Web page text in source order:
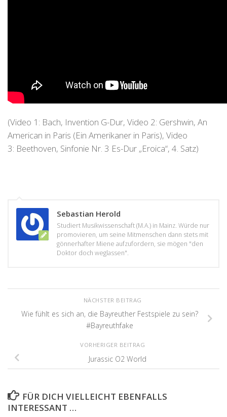
(Video 1: Bach, Invention G-Dur, Video 2: Gershwin, An
American in Paris (Ein Amerikaner in Paris), Video
3: Beethoven, Sinfonie Nr. 3 Es-Dur „Eroica“, 4. Satz)
Sebastian Herold
Studiert Musikwissenschaft (M.A.) in Mainz. Würde nur
promovieren, um seine Mitmenschen dann stets mit
gönnerhafter Miene aufzufordern, sie mögen "den
Doktor doch weglassen".
NÄCHSTER BEITRAG
Wie fühlt es sich an, die Bayreuther Festspiele zu sein?
#Bayreuthfake
VORHERIGER BEITRAG
Jurassic O2 World
FÜR DICH VIELLEICHT EBENFALLS
INTERESSANT …